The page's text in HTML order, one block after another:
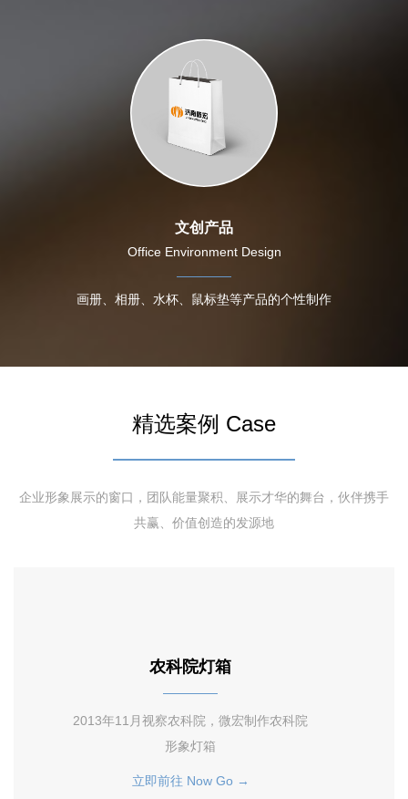
文创产品
Office Environment Design
画册、相册、水杯、鼠标垫等产品的个性制作
精选案例 Case
企业形象展示的窗口，团队能量聚积、展示才华的舞台，伙伴携手
共赢、价值创造的发源地
农科院灯箱
2013年11月视察农科院，微宏制作农科院
形象灯箱
立即前往 Now Go →